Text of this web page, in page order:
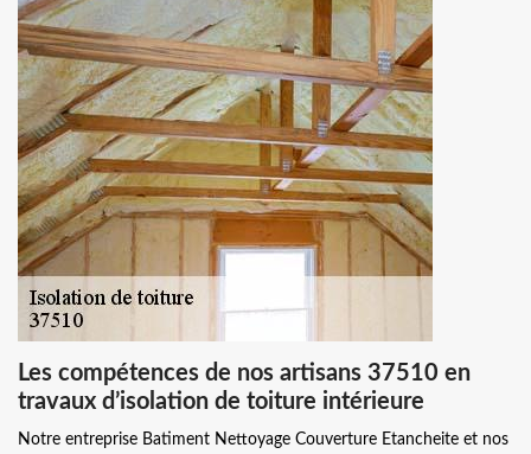
Les compétences de nos artisans 37510 en
travaux d’isolation de toiture intérieure
Notre entreprise Batiment Nettoyage Couverture Etancheite et nos